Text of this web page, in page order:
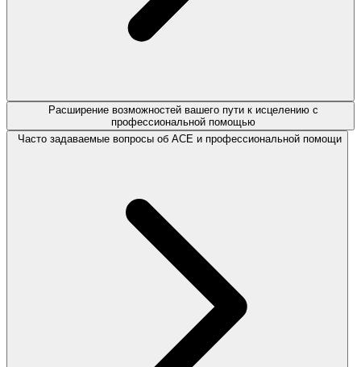
Расширение возможностей вашего пути к исцелению с
профессиональной помощью
Часто задаваемые вопросы об ACE и профессиональной помощи